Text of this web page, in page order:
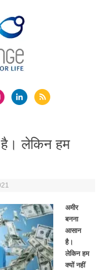
लेकिन हम
अमीर
बनना
आसान
है।
लेकिन हम
क्यों नहीं